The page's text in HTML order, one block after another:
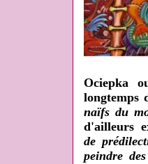
Ociepka
longtemps
naïfs du
d'ailleurs
de
peindre